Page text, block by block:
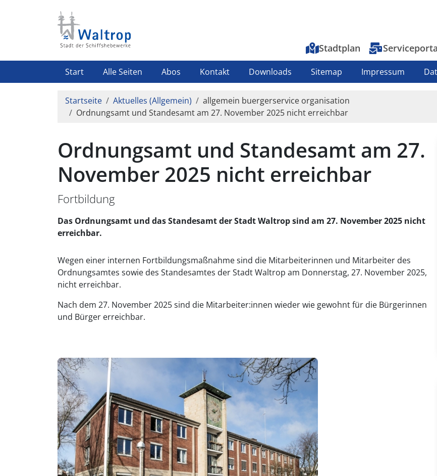
Top-Menu
Stadtplan
Highlight Menü
Start Alle Seiten Abos Kontakt Downloads Sitemap Impressum
Pfadnavigation
Startseite Aktuelles (Allgemein)
allgemein buergerservice organisation
Ordnungsamt und Standesamt am 27. November 2025 nicht erreichbar
Ordnungsamt und Standesamt am 27.
November 2025 nicht erreichbar
Fortbildung
Das Ordnungsamt und das Standesamt der Stadt Waltrop sind am 27. November 2025 nicht
erreichbar.
Wegen einer internen Fortbildungsmaßnahme sind die Mitarbeiterinnen und Mitarbeiter des
Ordnungsamtes sowie des Standesamtes der Stadt Waltrop am Donnerstag, 27. November 2025,
nicht erreichbar.
Nach dem 27. November 2025 sind die Mitarbeiter:innen wieder wie gewohnt für die Bürgerinnen
und Bürger erreichbar.